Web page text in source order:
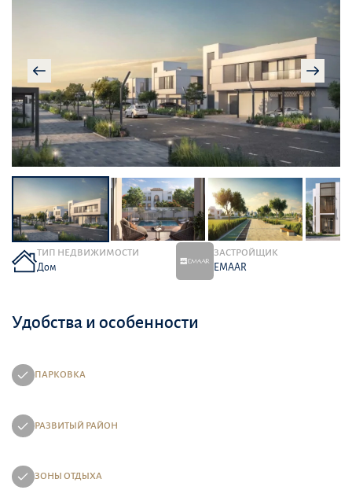
ТИП НЕДВИЖИМОСТИ
Дом
ЗАСТРОЙЩИК
EMAAR
Удобства и особенности
ПАРКОВКА
РАЗВИТЫЙ РАЙОН
ЗОНЫ ОТДЫХА